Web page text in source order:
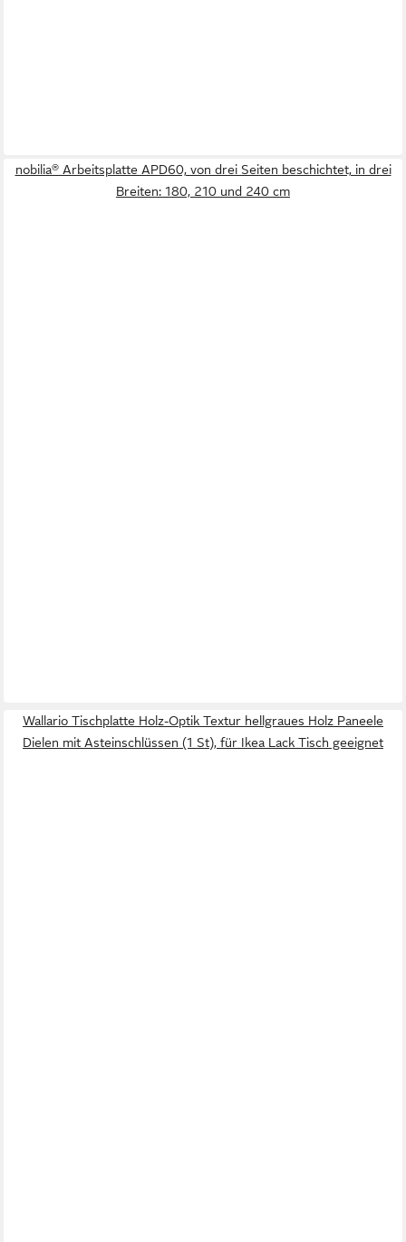
nobilia® Arbeitsplatte APD60, von drei Seiten beschichtet, in drei
Breiten: 180, 210 und 240 cm
Wallario Tischplatte Holz-Optik Textur hellgraues Holz Paneele
Dielen mit Asteinschlüssen (1 St), für Ikea Lack Tisch geeignet